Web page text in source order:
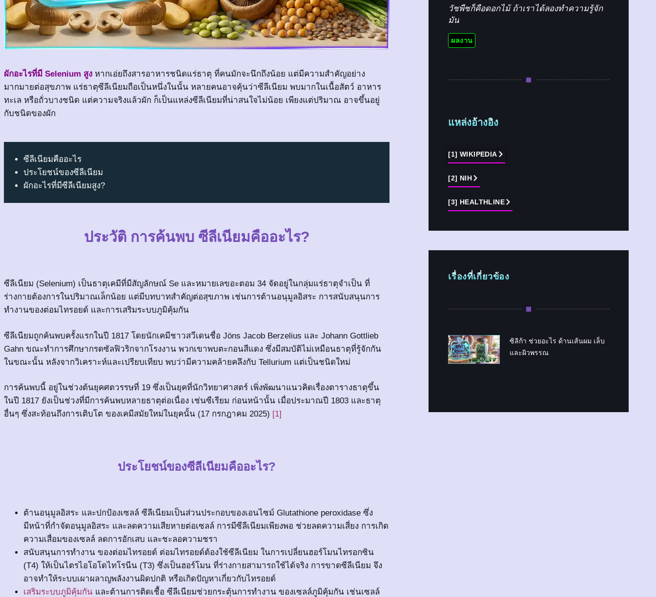
ผักอะไรที่มี Selenium สูง หากเอ่ยถึงสารอาหารชนิดแร่ธาตุ ที่คนมักจะนึกถึงน้อย แต่มีความสำคัญอย่าง
มากมายต่อสุขภาพ แร่ธาตุซีลีเนียมถือเป็นหนึ่งในนั้น หลายคนอาจคุ้นว่าซีลีเนียม พบมากในเนื้อสัตว์ อาหาร
ทะเล หรือถั่วบางชนิด แต่ความจริงแล้วผัก ก็เป็นแหล่งซีลีเนียมที่น่าสนใจไม่น้อย เพียงแต่ปริมาณ อาจขึ้นอยู่
กับชนิดของผัก
ซีลีเนียมคืออะไร
ประโยชน์ของซีลีเนียม
ผักอะไรที่มีซีลีเนียมสูง?
ประวัติ การค้นพบ ซีลีเนียมคืออะไร?
ซีลีเนียม (Selenium) เป็นธาตุเคมีที่มีสัญลักษณ์ Se และหมายเลขอะตอม 34 จัดอยู่ในกลุ่มแร่ธาตุจำเป็น ที่
ร่างกายต้องการในปริมาณเล็กน้อย แต่มีบทบาทสำคัญต่อสุขภาพ เช่นการต้านอนุมูลอิสระ การสนับสนุนการ
ทำงานของต่อมไทรอยด์ และการเสริมระบบภูมิคุ้มกัน
ซีลีเนียมถูกค้นพบครั้งแรกในปี 1817 โดยนักเคมีชาวสวีเดนชื่อ Jöns Jacob Berzelius และ Johann Gottlieb
Gahn ขณะทำการศึกษากรดซัลฟิวริกจากโรงงาน พวกเขาพบตะกอนสีแดง ซึ่งมีสมบัติไม่เหมือนธาตุที่รู้จักกัน
ในขณะนั้น หลังจากวิเคราะห์และเปรียบเทียบ พบว่ามีความคล้ายคลึงกับ Tellurium แต่เป็นชนิดใหม่
การค้นพบนี้ อยู่ในช่วงต้นยุคศตวรรษที่ 19 ซึ่งเป็นยุคที่นักวิทยาศาสตร์ เพิ่งพัฒนาแนวคิดเรื่องตารางธาตุขึ้น
ในปี 1817 ยังเป็นช่วงที่มีการค้นพบหลายธาตุต่อเนื่อง เช่นซีเรียม ก่อนหน้านั้น เมื่อประมาณปี 1803 และธาตุ
อื่นๆ ซึ่งสะท้อนถึงการเติบโต ของเคมีสมัยใหม่ในยุคนั้น (17 กรกฎาคม 2025) [1]
ประโยชน์ของซีลีเนียมคืออะไร?
ต้านอนุมูลอิสระ และปกป้องเซลล์ ซีลีเนียมเป็นส่วนประกอบของเอนไซม์ Glutathione peroxidase ซึ่ง
มีหน้าที่กำจัดอนุมูลอิสระ และลดความเสียหายต่อเซลล์ การมีซีลีเนียมเพียงพอ ช่วยลดความเสี่ยง การเกิด
ความเสื่อมของเซลล์ ลดการอักเสบ และชะลอความชรา
สนับสนุนการทำงาน ของต่อมไทรอยด์ ต่อมไทรอยด์ต้องใช้ซีลีเนียม ในการเปลี่ยนฮอร์โมนไทรอกซิน
(T4) ให้เป็นไตรไอโอโดไทโรนีน (T3) ซึ่งเป็นฮอร์โมน ที่ร่างกายสามารถใช้ได้จริง การขาดซีลีเนียม จึง
อาจทำให้ระบบเผาผลาญพลังงานผิดปกติ หรือเกิดปัญหาเกี่ยวกับไทรอยด์
เสริมระบบภูมิคุ้มกัน และต้านการติดเชื้อ ซีลีเนียมช่วยกระตุ้นการทำงาน ของเซลล์ภูมิคุ้มกัน เช่นเซลล์
วัชพืชก็คือดอกไม้ ถ้าเราได้ลองทำความรู้จัก
มัน
ผลงาน
แหล่งอ้างอิง
[1] WIKIPEDIA
[2] NIH
[3] HEALTHLINE
เรื่องที่เกี่ยวข้อง
ซิลิก้า ช่วยอะไร ด้านเส้นผม เล็บ
และผิวพรรณ